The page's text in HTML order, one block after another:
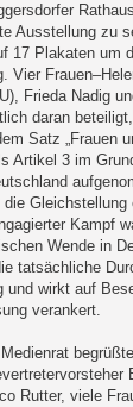
Ausstellung zu
17 Plakaten um
Vier
Frieda Nadig
daran
Satz „Frauen
Artikel 3 im
die
Kampf
Wende in
tatsächliche
und wirkt auf
verankert.
Rutter, viele